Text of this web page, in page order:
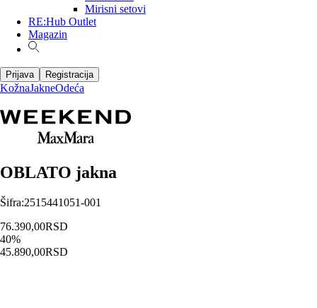
Mirisni setovi
RE:Hub Outlet
Magazin
Prijava Registracija
KožnaJakneOdeća
OBLATO jakna
Šifra:2515441051-001
76.390,00RSD
40%
45.890,00RSD